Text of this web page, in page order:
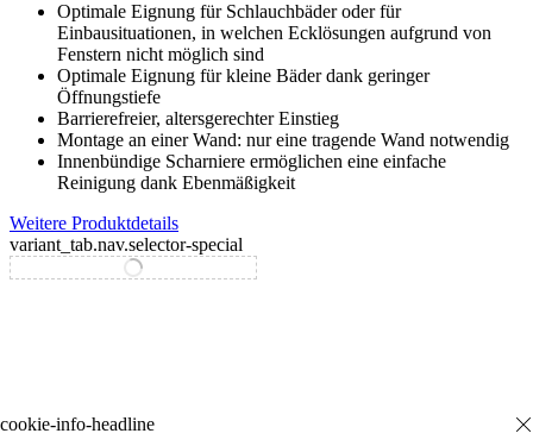
Optimale Eignung für Schlauchbäder oder für
Einbausituationen, in welchen Ecklösungen aufgrund von
Fenstern nicht möglich sind
Optimale Eignung für kleine Bäder dank geringer
Öffnungstiefe
Barrierefreier, altersgerechter Einstieg
Montage an einer Wand: nur eine tragende Wand notwendig
Innenbündige Scharniere ermöglichen eine einfache
Reinigung dank Ebenmäßigkeit
Weitere Produktdetails
variant_tab.nav.selector-special
variant_tab.nav.selector-standard